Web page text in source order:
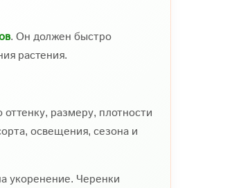
. Он должен быстро
растения.
размеру, плотности
освещения, сезона и
укоренение. Черенки